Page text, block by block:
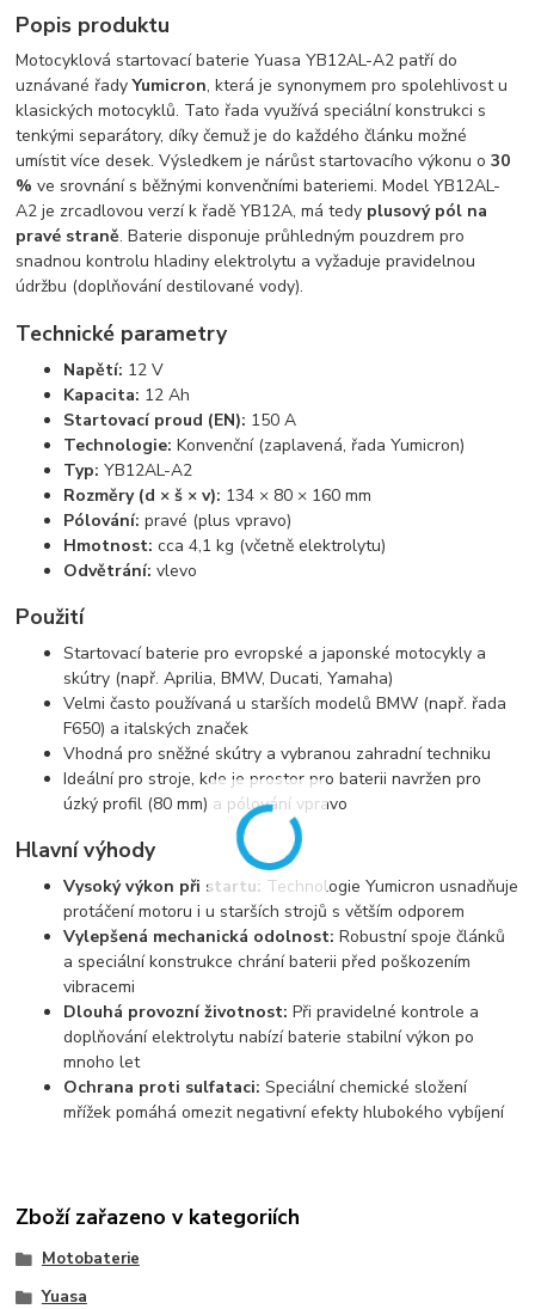
Popis produktu
Motocyklová startovací baterie Yuasa YB12AL-A2 patří do
uznávané řadyYumicron, která je synonymem pro spolehlivost u
klasických motocyklů. Tato řada využívá speciální konstrukci s
tenkými separátory, díky čemuž je do každého článku možné
umístit více desek. Výsledkem je nárůst startovacího výkonu o30
% ve srovnání s běžnými konvenčními bateriemi. Model YB12AL-
A2 je zrcadlovou verzí k řadě YB12A, má tedy plusový pól na
pravé straně. Baterie disponuje průhledným pouzdrem pro
snadnou kontrolu hladiny elektrolytu a vyžaduje pravidelnou
údržbu (doplňování destilované vody).
Technické parametry
Napětí: 12 V
Kapacita: 12 Ah
Startovací proud (EN): 150 A
Technologie: Konvenční (zaplavená, řada Yumicron)
Typ: YB12AL-A2
Rozměry (d × š × v): 134 × 80 × 160 mm
Pólování: pravé (plus vpravo)
Hmotnost: cca 4,1 kg (včetně elektrolytu)
Odvětrání: vlevo
Použití
Startovací baterie pro evropské a japonské motocykly a
skútry (např. Aprilia, BMW, Ducati, Yamaha)
Velmi často používaná u starších modelů BMW (např. řada
F650) a italských značek
Vhodná pro sněžné skútry a vybranou zahradní techniku
Ideální pro stroje, kde je prostor pro baterii navržen pro
úzký profil (80 mm) a pólování vpravo
Hlavní výhody
Vysoký výkon při startu: Technologie Yumicron usnadňuje
protáčení motoru i u starších strojů s větším odporem
Vylepšená mechanická odolnost: Robustní spoje článků
a speciální konstrukce chrání baterii před poškozením
vibracemi
Dlouhá provozní životnost: Při pravidelné kontrole a
doplňování elektrolytu nabízí baterie stabilní výkon po
mnoho let
Ochrana proti sulfataci: Speciální chemické složení
mřížek pomáhá omezit negativní efekty hlubokého vybíjení
Zboží zařazeno v kategoriích
Motobaterie
Yuasa